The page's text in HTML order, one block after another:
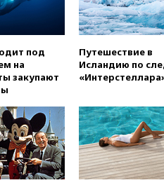
под
на
закупают
Путешествие в
Исландию по